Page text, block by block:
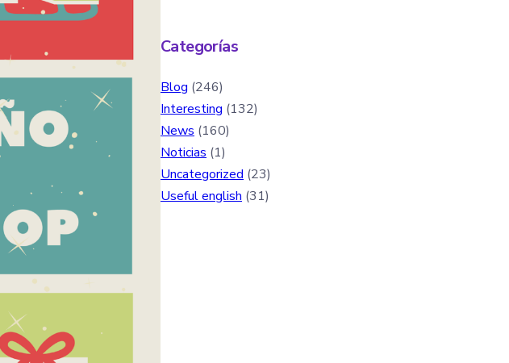
Categorías
Blog (246)
Interesting (132)
News (160)
Noticias (1)
Uncategorized (23)
Useful english (31)